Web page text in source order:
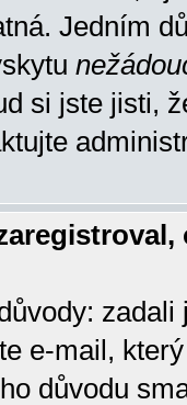
Jedním
si jste jisti,
e-mail,
důvodu